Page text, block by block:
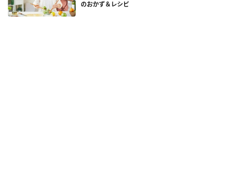
のおかず＆レシピ